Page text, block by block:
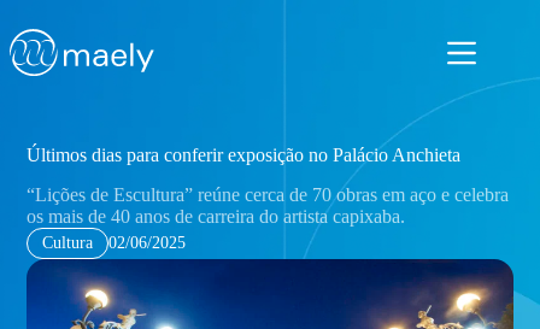
para
conteúdo
Últimos dias para conferir exposição no Palácio Anchieta
“Lições de Escultura” reúne cerca de 70 obras em aço e celebra
os mais de 40 anos de carreira do artista capixaba.
Cultura 02/06/2025